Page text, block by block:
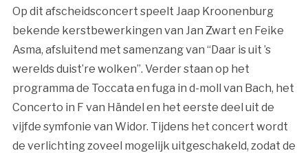
Op dit afscheidsconcert speelt Jaap Kroonenburg
bekende kerstbewerkingen van Jan Zwart en Feike
Asma, afsluitend met samenzang van “Daar is uit ’s
werelds duist’re wolken”. Verder staan op het
programma de Toccata en fuga in d-moll van Bach, het
Concerto in F van Händel en het eerste deel uit de
vijfde symfonie van Widor. Tijdens het concert wordt
de verlichting zoveel mogelijk uitgeschakeld, zodat de